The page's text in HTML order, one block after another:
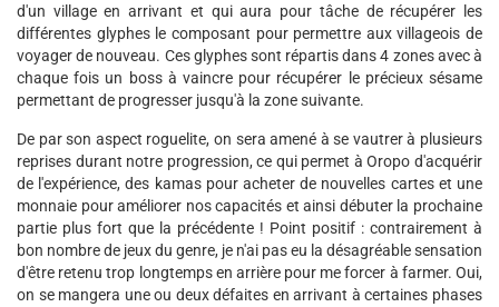
d'un village en arrivant et qui aura pour tâche de récupérer les
différentes glyphes le composant pour permettre aux villageois de
voyager de nouveau. Ces glyphes sont répartis dans 4 zones avec à
chaque fois un boss à vaincre pour récupérer le précieux sésame
permettant de progresser jusqu'à la zone suivante.
De par son aspect roguelite, on sera amené à se vautrer à plusieurs
reprises durant notre progression, ce qui permet à Oropo d'acquérir
de l'expérience, des kamas pour acheter de nouvelles cartes et une
monnaie pour améliorer nos capacités et ainsi débuter la prochaine
partie plus fort que la précédente ! Point positif : contrairement à
bon nombre de jeux du genre, je n'ai pas eu la désagréable sensation
d'être retenu trop longtemps en arrière pour me forcer à farmer. Oui,
on se mangera une ou deux défaites en arrivant à certaines phases